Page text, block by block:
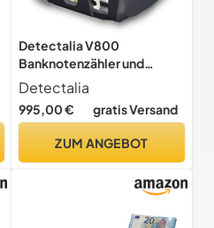
Detectalia V800
Banknotenzähler und
Sortiergerät EUR, GBP,
USD, CHF, MAD,
Integrierter
Orient, erkennt
geldzählmaschine scheine
Detectalia
995,00 € gratis Versand
ZUM ANGEBOT